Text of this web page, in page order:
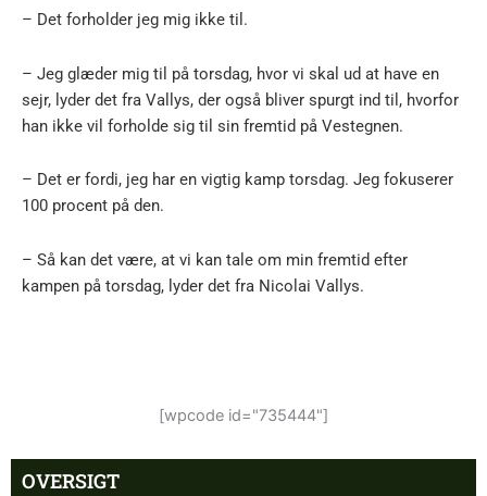
– Det forholder jeg mig ikke til.
– Jeg glæder mig til på torsdag, hvor vi skal ud at have en
sejr, lyder det fra Vallys, der også bliver spurgt ind til, hvorfor
han ikke vil forholde sig til sin fremtid på Vestegnen.
– Det er fordi, jeg har en vigtig kamp torsdag. Jeg fokuserer
100 procent på den.
– Så kan det være, at vi kan tale om min fremtid efter
kampen på torsdag, lyder det fra Nicolai Vallys.
[wpcode id="735444"]
OVERSIGT